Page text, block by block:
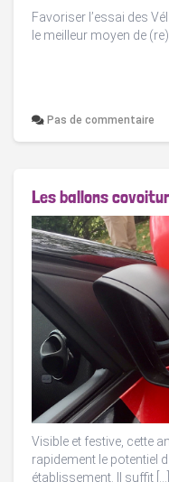
Favoriser l’essai des
le meilleur moyen de
Pas de commentaire
Les ballons
Visible et festive, cette
rapidement le potentiel
établissement. Il suffit […]